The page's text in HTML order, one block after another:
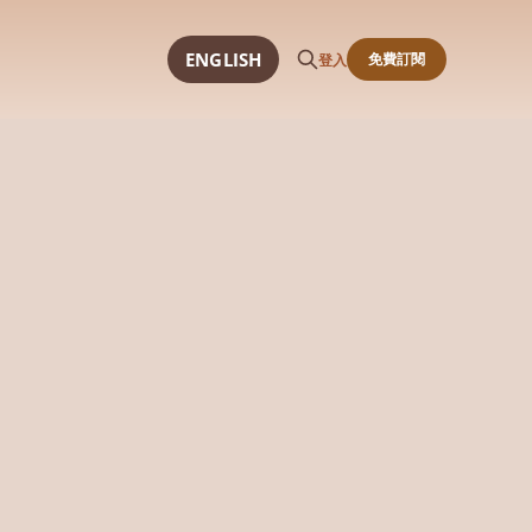
ENGLISH 登入 免費訂閱